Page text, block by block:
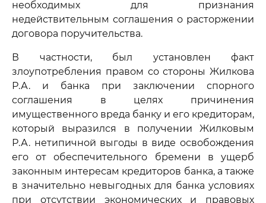
необходимых для признания
недействительным соглашения о расторжении
договора поручительства.
В частности, был установлен факт
злоупотребления правом со стороны Жилкова
Р.А. и банка при заключении спорного
соглашения в целях причинения
имущественного вреда банку и его кредиторам,
который выразился в получении Жилковым
Р.А. нетипичной выгоды в виде освобождения
его от обеспечительного бремени в ущерб
законным интересам кредиторов банка, а также
в значительно невыгодных для банка условиях
при отсутствии экономических и правовых